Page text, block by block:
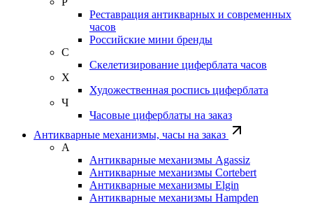
Реставрация антикварных и современных
часов
Российские мини бренды
С
Скелетизирование циферблата часов
Х
Художественная роспись циферблата
Ч
Часовые циферблаты на заказ
Антикварные механизмы, часы на заказ
А
Антикварные механизмы Agassiz
Антикварные механизмы Cortebert
Антикварные механизмы Elgin
Антикварные механизмы Hampden